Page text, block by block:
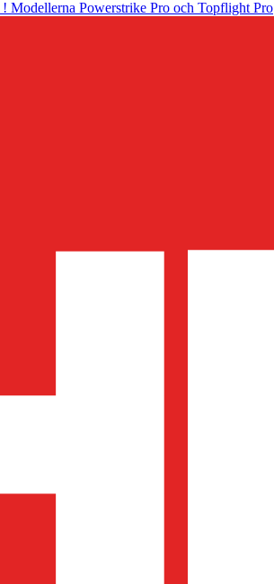
! Modellerna Powerstrike Pro och Topflight Pro